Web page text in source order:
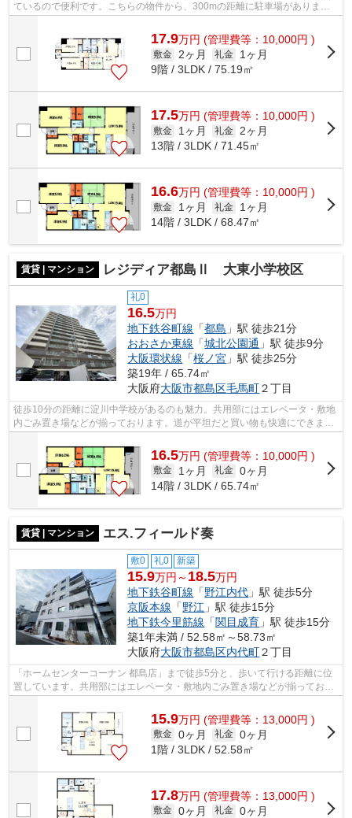
ているので便利です。こちらの物件から、300mの距離に駐車場がありま
17.9万円 (管理費等：10,000円 )
敷金 2ヶ月 礼金
1ヶ月
9階 / 3LDK / 75.19㎡
17.5万円 (管理費等：10,000円 )
敷金 1ヶ月 礼金
2ヶ月
13階 / 3LDK / 71.45㎡
16.6万円 (管理費等：10,000円 )
敷金 1ヶ月 礼金
1ヶ月
14階 / 3LDK / 68.47㎡
賃貸 | マンション レジディア都島Ⅱ 大東小学校区
礼0
16.5万円
地下鉄谷町線 「都島 」駅 徒歩21分
おおさか東線 「城北公園通 」駅 徒歩9分
大阪環状線 「桜ノ宮 」駅 徒歩25分
築19年 / 65.74㎡
大阪府大阪市都島区毛馬町２丁目
徒歩10分の距離に淀川中学校があるのも魅力。共用部にはエレベータ・敷地
内ごみ置き場などが揃っております。道が平坦だと買い物も快適にできます
16.5万円 (管理費等：10,000円 )
敷金 1ヶ月 礼金 0ヶ月
14階 / 3LDK / 65.74㎡
賃貸 | マンション エス.フィールド奏
敷0 礼0 新築
15.9万円～ 18.5万円
地下鉄谷町線 「野江内代 」駅 徒歩5分
京阪本線 「野江 」駅 徒歩15分
地下鉄今里筋線 「関目成育 」駅 徒歩15分
築1年未満 / 52.58㎡～58.73㎡
大阪府大阪市都島区内代町２丁目
「ホームセンターコーナン 都島店」まで徒歩5分と、歩いて行ける距離に位
置しています。共用部にはエレベータ・敷地内ごみ置き場などが揃ってお
15.9万円 (管理費等：13,000円 )
敷金 0ヶ月 礼金 0ヶ月
1階 / 3LDK / 52.58㎡
17.8万円 (管理費等：13,000円 )
敷金 0ヶ月 礼金 0ヶ月